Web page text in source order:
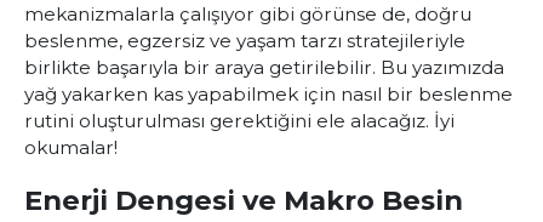
mekanizmalarla çalışıyor gibi görünse de, doğru
beslenme, egzersiz ve yaşam tarzı stratejileriyle
birlikte başarıyla bir araya getirilebilir. Bu yazımızda
yağ yakarken kas yapabilmek için nasıl bir beslenme
rutini oluşturulması gerektiğini ele alacağız. İyi
okumalar!
Enerji Dengesi ve Makro Besin